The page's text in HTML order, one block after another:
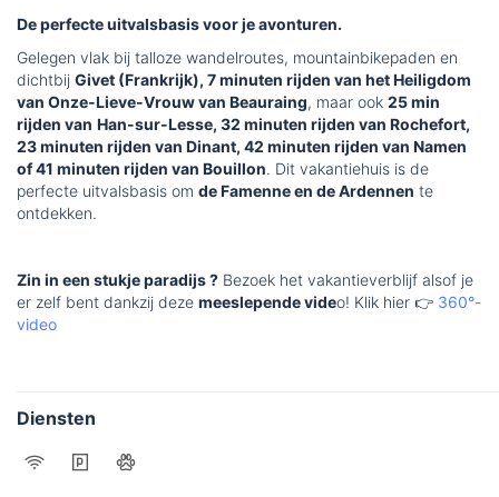
De perfecte uitvalsbasis voor je avonturen.
Gelegen vlak bij talloze wandelroutes, mountainbikepaden en
dichtbij Givet (Frankrijk), 7 minuten rijden van het Heiligdom
van Onze-Lieve-Vrouw van Beauraing, maar ook 25 min
rijden van Han-sur-Lesse, 32 minuten rijden van Rochefort,
23 minuten rijden van Dinant, 42 minuten rijden van Namen
of 41 minuten rijden van Bouillon. Dit vakantiehuis is de
perfecte uitvalsbasis om de Famenne en de Ardennen te
ontdekken.
Zin in een stukje paradijs ? Bezoek het vakantieverblijf alsof je
er zelf bent dankzij deze meeslepende video! Klik hier 👉 360°-
video
Diensten